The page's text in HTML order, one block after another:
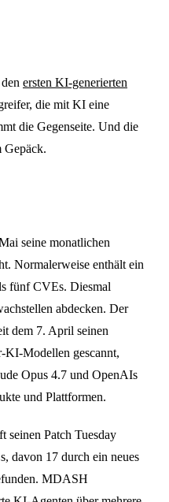
ersten KI-generierten
die mit KI eine
die Gegenseite. Und die
Gepäck.
seine monatlichen
Normalerweise enthält ein
fünf CVEs. Diesmal
abdecken. Der
dem 7. April seinen
KI-Modellen gescannt,
Opus 4.7 und OpenAIs
und Plattformen.
seinen Patch Tuesday
davon 17 durch ein neues
MDASH